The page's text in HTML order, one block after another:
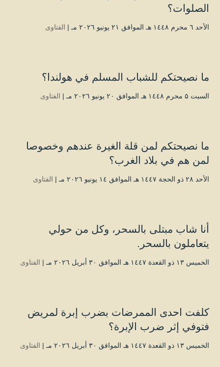
الصلوات؟
الأحد ٦ محرم ۱٤٤۸ هـ الموافق ۲۱ يونيو ۲۰۲٦ مـ | الفتاوى
ما نصيحتكم للشباب المسلم في هولندا؟
السبت ۵ محرم ۱٤٤۸ هـ الموافق ۲۰ يونيو ۲۰۲٦ مـ | الفتاوى
ما نصيحتكم لمن قلة الغيرة عندهم وخصوصا
لمن هم في بلاد الغرب؟
الأحد ۲۸ ذو الحجة ۱٤٤۷ هـ الموافق ۱٤ يونيو ۲۰۲٦ مـ | الفتاوى
أنا شاب مبتلى بالسحر، وكل من حولي
يتعاملون بالسحر.
الخميس ۱۳ ذو القعدة ۱٤٤۷ هـ الموافق ۳۰ أبريل ۲۰۲٦ مـ | الفتاوى
كلفت احدى الممرضات بضرب إبرة لمريض
فتوفي إثر ضرب الإبرة؟
الخميس ۱۳ ذو القعدة ۱٤٤۷ هـ الموافق ۳۰ أبريل ۲۰۲٦ مـ | الفتاوى